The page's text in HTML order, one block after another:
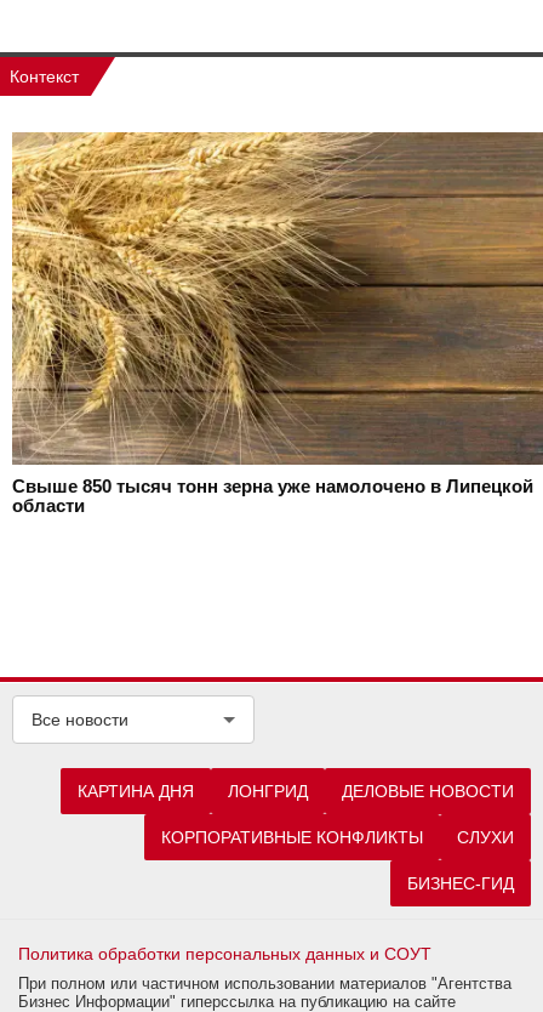
Контекст
Свыше 850 тысяч тонн зерна уже намолочено в Липецкой
области
Все новости
КАРТИНА ДНЯ ЛОНГРИД ДЕЛОВЫЕ НОВОСТИ
КОРПОРАТИВНЫЕ КОНФЛИКТЫ СЛУХИ
БИЗНЕС-ГИД
Политика обработки персональных данных и СОУТ
При полном или частичном использовании материалов "Агентства
Бизнес Информации" гиперссылка на публикацию на сайте